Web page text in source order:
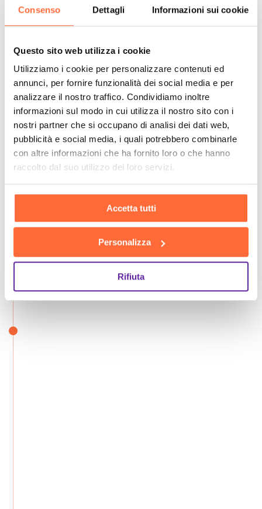
Consenso Dettagli Informazioni sui cookie
Questo sito web utilizza i cookie
Utilizziamo i cookie per personalizzare contenuti ed
annunci, per fornire funzionalità dei social media e per
analizzare il nostro traffico. Condividiamo inoltre
informazioni sul modo in cui utilizza il nostro sito con i
nostri partner che si occupano di analisi dei dati web,
pubblicità e social media, i quali potrebbero combinarle
con altre informazioni che ha fornito loro o che hanno
raccolto dal suo utilizzo dei loro servizi.
Accetta tutti
Personalizza
Rifiuta